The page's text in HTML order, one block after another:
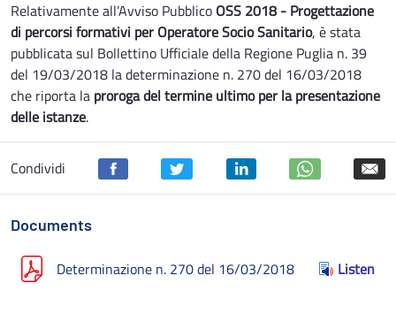
Relativamente all’Avviso Pubblico OSS 2018 - Progettazione
di percorsi formativi per Operatore Socio Sanitario, è stata
pubblicata sul Bollettino Ufficiale della Regione Puglia n. 39
del 19/03/2018 la determinazione n. 270 del 16/03/2018
che riporta la proroga del termine ultimo per la presentazione
delle istanze.
Condividi
Documents
Determinazione n. 270 del 16/03/2018 Listen